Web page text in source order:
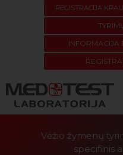
REGISTRACIJA
INFORMACIJA
Vėžio žymenų
specifinis